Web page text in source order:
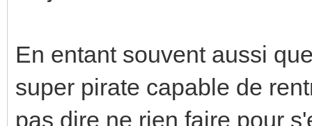
En entant souvent aussi
super pirate capable de
pas dire ne rien faire pour